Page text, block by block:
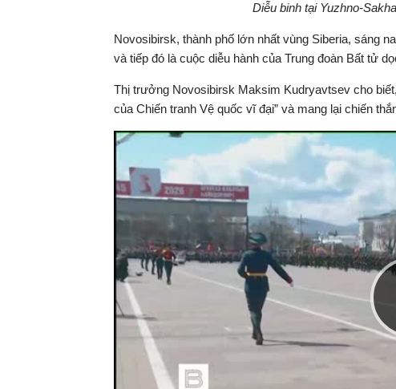
Diễu binh tại Yuzhno-
Novosibirsk, thành phố lớn nhất vùng Siberia, sáng
và tiếp đó là cuộc diễu hành của Trung đoàn Bất tử
Thị trưởng Novosibirsk Maksim Kudryavtsev cho
của Chiến tranh Vệ quốc vĩ đại” và mang lại chiến